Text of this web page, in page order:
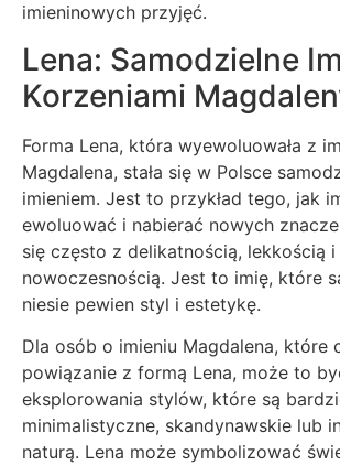
imieninowych przyjęć.
Lena: Samodzielne
Korzeniami
Forma Lena, która wyewoluowała z
Magdalena, stała się w Polsce
imieniem. Jest to przykład tego, jak
ewoluować i nabierać nowych
się często z delikatnością, lekkością i
nowoczesnością. Jest to imię, które
niesie pewien styl i estetykę.
Dla osób o imieniu Magdalena, które
powiązanie z formą Lena, może to
eksplorowania stylów, które są
minimalistyczne, skandynawskie lub
naturą. Lena może symbolizować